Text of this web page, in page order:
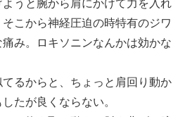
うと腕から肩にかけて力を入れ
こから神経圧迫の時特有のジワ
み。ロキソニンなんかは効かな
るからと、ちょっと肩回り動か
たが良くならない。